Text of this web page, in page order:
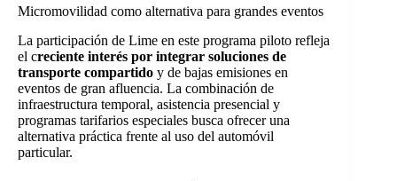
Micromovilidad como alternativa para grandes eventos
La participación de Lime en este programa piloto refleja
el creciente interés por integrar soluciones de
transporte compartido y de bajas emisiones en
eventos de gran afluencia. La combinación de
infraestructura temporal, asistencia presencial y
programas tarifarios especiales busca ofrecer una
alternativa práctica frente al uso del automóvil
particular.